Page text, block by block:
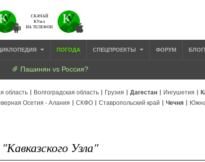
СКАЧАЙ
КУзел
НА ТЕЛЕФОН
ПОГОДА СПЕЦПРОЕКТЫ ФОРУМ
Пашинян vs Россия?
область Волгоградская область Грузия Дагестан Ингушетия
Осетия - Алания
СКФО Ставропольский край Чечня
Узла"